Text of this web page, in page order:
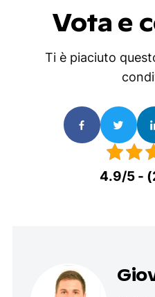
Vota e
Ti è piaciuto
4.9/5 -